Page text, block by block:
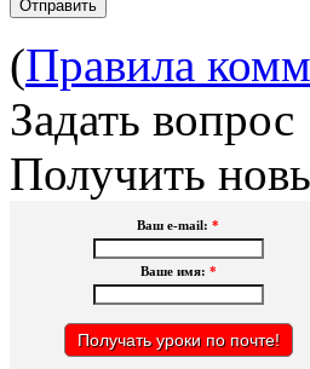
(Правила
Задать вопрос
Получить
Ваш e-mail: *
Ваше имя: *